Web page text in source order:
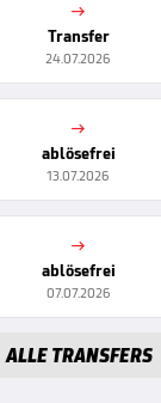

Transfer
24.07.2026

ablösefrei
13.07.2026

ablösefrei
07.07.2026
ALLE TRANSFERS